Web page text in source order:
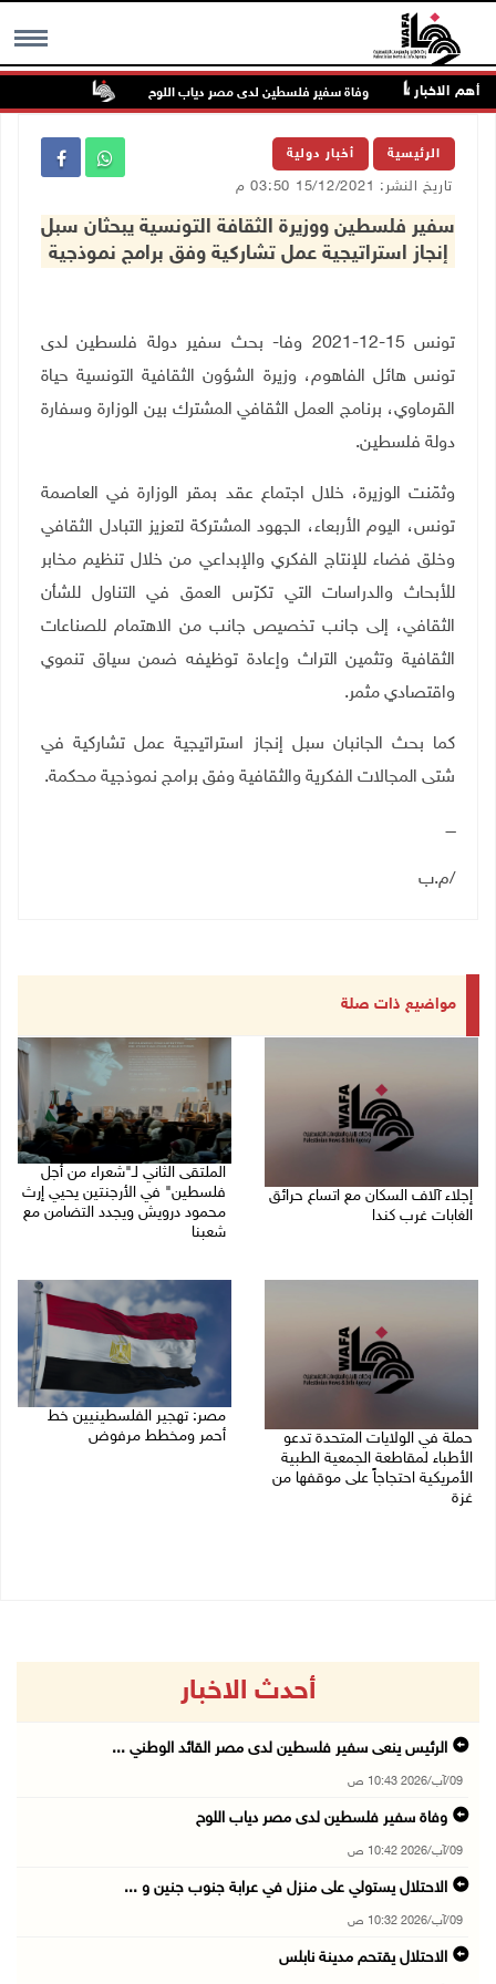
MENU أهم الاخبار وفاة سفير فلسطين لدى مصر دياب اللوح
الرئيسية أخبار دولية
تاريخ النشر: 15/12/2021 03:50 م
سفير فلسطين ووزيرة الثقافة التونسية يبحثان سبل
إنجاز استراتيجية عمل تشاركية وفق برامج نموذجية
تونس 15-12-2021 وفا- بحث سفير دولة فلسطين لدى
تونس هائل الفاهوم، وزيرة الشؤون الثقافية التونسية حياة
القرماوي، برنامج العمل الثقافي المشترك بين الوزارة وسفارة
دولة فلسطين.
وثمّنت الوزيرة، خلال اجتماع عقد بمقر الوزارة في العاصمة
تونس، اليوم الأربعاء، الجهود المشتركة لتعزيز التبادل الثقافي
وخلق فضاء للإنتاج الفكري والإبداعي من خلال تنظيم مخابر
للأبحاث والدراسات التي تكرّس العمق في التناول للشأن
الثقافي، إلى جانب تخصيص جانب من الاهتمام للصناعات
الثقافية وتثمين التراث وإعادة توظيفه ضمن سياق تنموي
واقتصادي مثمر.
كما بحث الجانبان سبل إنجاز استراتيجية عمل تشاركية في
شتى المجالات الفكرية والثقافية وفق برامج نموذجية محكمة.
ــــ
/م.ب
مواضيع ذات صلة
إجلاء آلاف السكان مع اتساع حرائق
الغابات غرب كندا
الملتقى الثاني لـ"شعراء من أجل
فلسطين" في الأرجنتين يحيي إرث
محمود درويش ويجدد التضامن مع
شعبنا
حملة في الولايات المتحدة تدعو
الأطباء لمقاطعة الجمعية الطبية
الأمريكية احتجاجاً على موقفها من
غزة
مصر: تهجير الفلسطينيين خط
أحمر ومخطط مرفوض
أحدث الاخبار
الرئيس ينعى سفير فلسطين لدى مصر القائد الوطني ...
09/آب/2026 10:43 ص
وفاة سفير فلسطين لدى مصر دياب اللوح
09/آب/2026 10:42 ص
الاحتلال يستولي على منزل في عرابة جنوب جنين و ...
09/آب/2026 10:32 ص
الاحتلال يقتحم مدينة نابلس